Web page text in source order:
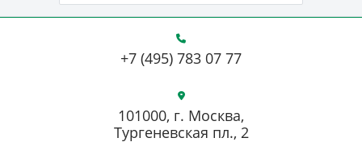
+7 (495) 783 07 77
101000, г. Москва,
Тургеневская пл., 2